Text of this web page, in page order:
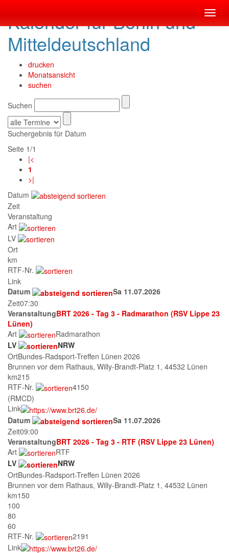
Kalender für Berlin und
Mitteldeutschland
drucken
Monatsansicht
suchen
Suchen
Suchergebnis für Datum
Seite 1/1
|<
1
>|
Datum
Zeit
Veranstaltung
Art
LV
Ort
km
RTF-Nr.
Link
Datum
Sa 11.07.2026
Zeit07:30
VeranstaltungBRT 2026 - Tag 3 - Radmarathon (RSV Lippe 23
Lünen)
Art
Radmarathon
LV
NRW
OrtBundes-Radsport-Treffen Lünen 2026
Brunnen vor dem Rathaus, Willy-Brandt-Platz 1, 44532 Lünen
km215
RTF-Nr.
4150
(RMCD)
Link
Datum
Sa 11.07.2026
Zeit09:00
VeranstaltungBRT 2026 - Tag 3 - RTF (RSV Lippe 23 Lünen)
Art
RTF
LV
NRW
OrtBundes-Radsport-Treffen Lünen 2026
Brunnen vor dem Rathaus, Willy-Brandt-Platz 1, 44532 Lünen
km150
100
80
60
RTF-Nr.
2191
Link